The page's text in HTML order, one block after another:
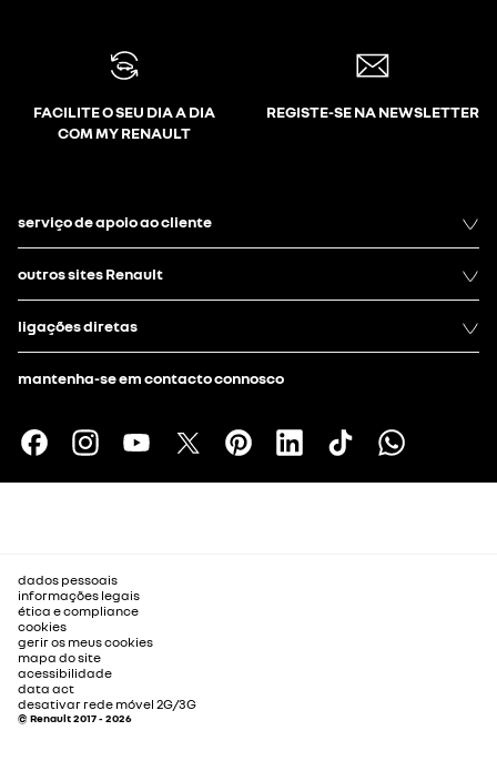
FACILITE O SEU DIA A DIA
COM MY RENAULT
REGISTE-SE NA NEWSLETTER
serviço de apoio ao cliente
outros sites Renault
ligações diretas
mantenha-se em contacto connosco
dados pessoais
informações legais
ética e compliance
cookies
gerir os meus cookies
mapa do site
acessibilidade
data act
desativar rede móvel 2G/3G
© Renault 2017 - 2026